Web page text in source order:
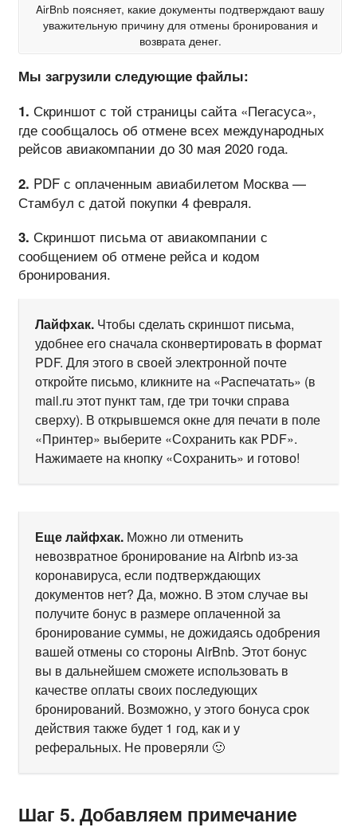
AirBnb поясняет, какие документы подтверждают вашу
уважительную причину для отмены бронирования и
возврата денег.
Мы загрузили следующие файлы:
1. Скриншот с той страницы сайта «Пегасуса»,
где сообщалось об отмене всех международных
рейсов авиакомпании до 30 мая 2020 года.
2. PDF с оплаченным авиабилетом Москва —
Стамбул с датой покупки 4 февраля.
3. Скриншот письма от авиакомпании с
сообщением об отмене рейса и кодом
бронирования.
Лайфхак.Чтобы сделать скриншот письма,
удобнее его сначала сконвертировать в формат
PDF. Для этого в своей электронной почте
откройте письмо, кликните на «Распечатать» (в
mail.ru этот пункт там, где три точки справа
сверху). В открывшемся окне для печати в поле
«Принтер» выберите «Сохранить как PDF».
Нажимаете на кнопку «Сохранить» и готово!
Еще лайфхак.Можно ли отменить
невозвратное бронирование на Airbnb из-за
коронавируса, если подтверждающих
документов нет? Да, можно. В этом случае вы
получите бонус в размере оплаченной за
бронирование суммы, не дожидаясь одобрения
вашей отмены со стороны AirBnb. Этот бонус
вы в дальнейшем сможете использовать в
качестве оплаты своих последующих
бронирований. Возможно, у этого бонуса срок
действия также будет 1 год, как и у
реферальных. Не проверяли 🙂
Шаг 5. Добавляем примечание